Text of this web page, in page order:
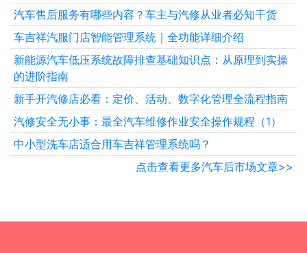
汽车售后服务有哪些内容？车主与汽修从业者必知干货
车吉祥汽服门店智能管理系统｜全功能详细介绍
新能源汽车低压系统故障排查基础知识点：从原理到实操
的进阶指南
新手开汽修店必看：定价、活动、数字化管理全流程指南
汽修安全无小事：最全汽车维修作业安全操作规程（1）
中小型洗车店适合用车吉祥管理系统吗？
点击查看更多汽车后市场文章>>